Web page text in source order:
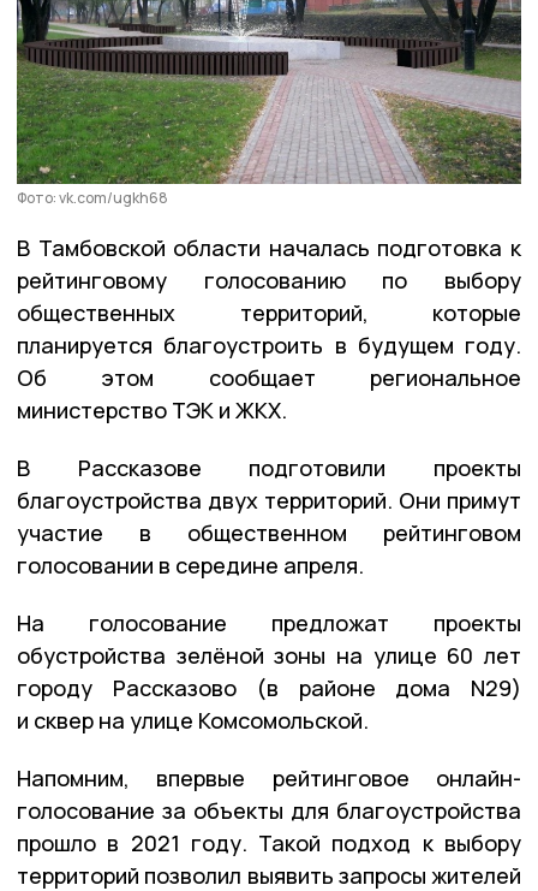
Фото: vk.com/ugkh68
В Тамбовской области началась подготовка к
рейтинговому голосованию по выбору
общественных территорий, которые
планируется благоустроить в будущем году.
Об этом сообщает региональное
министерство ТЭК и ЖКХ.
В Рассказове подготовили проекты
благоустройства двух территорий. Они примут
участие в общественном рейтинговом
голосовании в середине апреля.
На голосование предложат проекты
обустройства зелёной зоны на улице 60 лет
городу Рассказово (в районе дома N29)
и сквер на улице Комсомольской.
Напомним, впервые рейтинговое онлайн-
голосование за объекты для благоустройства
прошло в 2021 году. Такой подход к выбору
территорий позволил выявить запросы жителей